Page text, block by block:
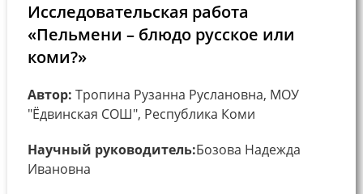
Исследовательская работа
«Пельмени – блюдо русское или
коми?»
Автор: Тропина Рузанна Руслановна, МОУ
"Ёдвинская СОШ", Республика Коми
Научный руководитель:Бозова Надежда
Ивановна